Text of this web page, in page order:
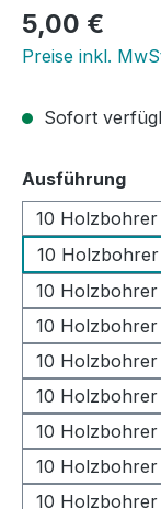
Regulärer Preis:
5,00 €
Preise inkl.
Sofort
Ausführung
10
10
10 Holzbohrer
10 Holzbohrer
10 Holzbohrer
10 Holzbohrer
10 Holzbohrer
10 Holzbohrer
10 Holzbohrer